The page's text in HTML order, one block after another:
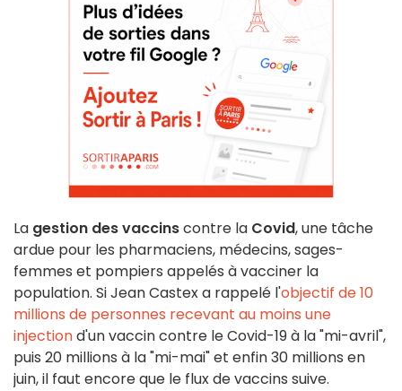
La gestion des vaccinscontre la Covid, une tâche
ardue pour les pharmaciens, médecins, sages-
femmes et pompiers appelés à vacciner la
population. Si Jean Castex a rappelé l'objectif de 10
millions de personnes recevant au moins une
injectiond'un vaccin contre le Covid-19 à la "mi-avril",
puis 20 millions à la "mi-mai" et enfin 30 millions en
juin, il faut encore que le flux de vaccins suive.